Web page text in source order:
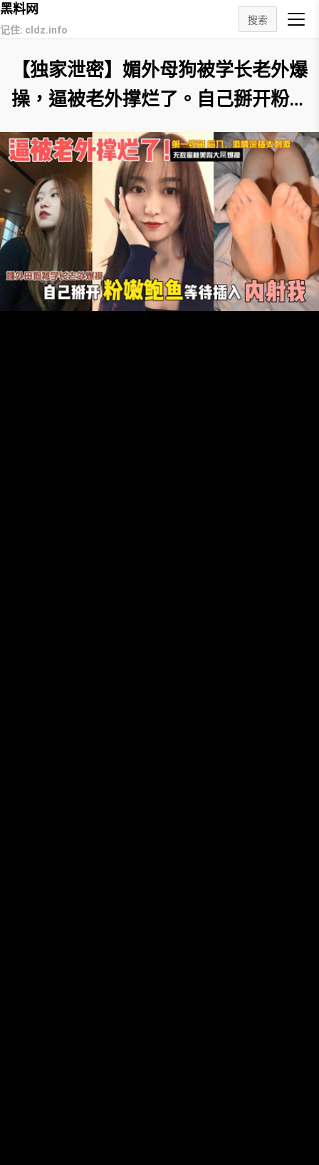
黑料网
记住: cldz.info
搜索
【独家泄密】媚外母狗被学长老外爆
操，逼被老外撑烂了。自己掰开粉嫩
骚逼等待插入内射